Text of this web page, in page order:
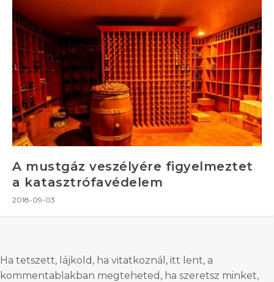
A mustgáz veszélyére figyelmeztet
a katasztrófavédelem
2018-09-03
Ha tetszett, lájkold, ha vitatkoznál, itt lent, a
kommentablakban megteheted, ha szeretsz minket,